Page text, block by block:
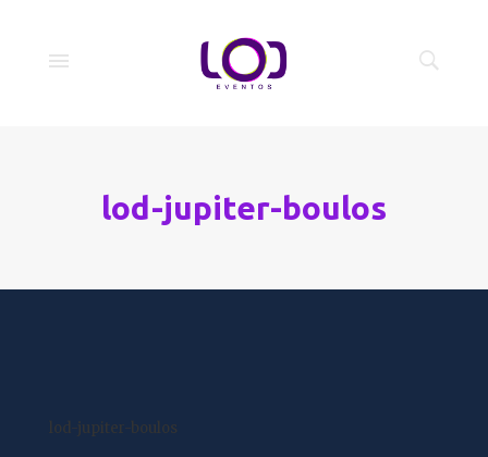
lod-jupiter-boulos
lod-jupiter-boulos